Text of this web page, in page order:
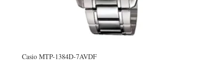
Casio MTP-1384D-7AVDF